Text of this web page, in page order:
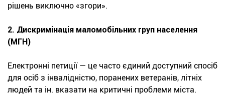
рішень виключно «згори».
2. Дискримінація маломобільних груп населення
(МГН)
Електронні петиції — це часто єдиний доступний спосіб
для осіб з інвалідністю, поранених ветеранів, літніх
людей та ін. вказати на критичні проблеми міста.